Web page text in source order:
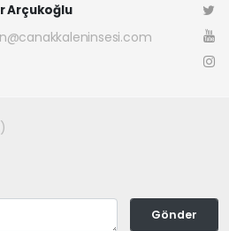
Arçukoğlu
Gönder